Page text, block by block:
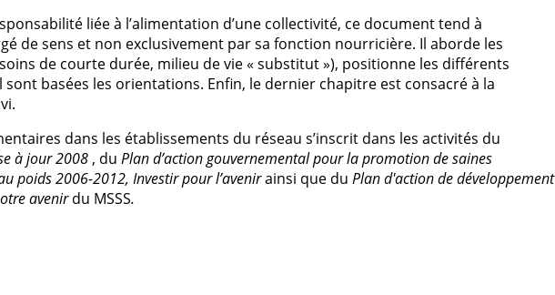
liée à l’alimentation d’une collectivité, ce document tend à
de sens et non exclusivement par sa fonction nourricière. Il aborde les
de courte durée, milieu de vie « substitut »), positionne les différents
basées les orientations. Enfin, le dernier chapitre est consacré à la
dans les établissements du réseau s’inscrit dans les activités du
à jour 2008 , du Plan d’action gouvernemental pour la promotion de saines
poids 2006-2012, Investir pour l’avenirainsi que du Plan d'action de développement
avenirdu MSSS.